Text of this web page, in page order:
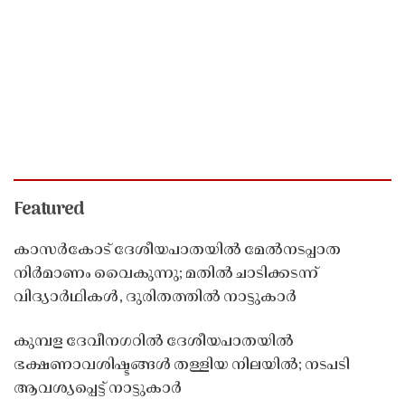
Featured
കാസർകോട് ദേശീയപാതയിൽ മേൽനടപ്പാത
നിർമാണം വൈകുന്നു; മതിൽ ചാടിക്കടന്ന്
വിദ്യാർഥികൾ, ദുരിതത്തിൽ നാട്ടുകാർ
കുമ്പള ദേവീനഗറിൽ ദേശീയപാതയിൽ
ഭക്ഷണാവശിഷ്ടങ്ങൾ തള്ളിയ നിലയിൽ; നടപടി
ആവശ്യപ്പെട്ട് നാട്ടുകാർ